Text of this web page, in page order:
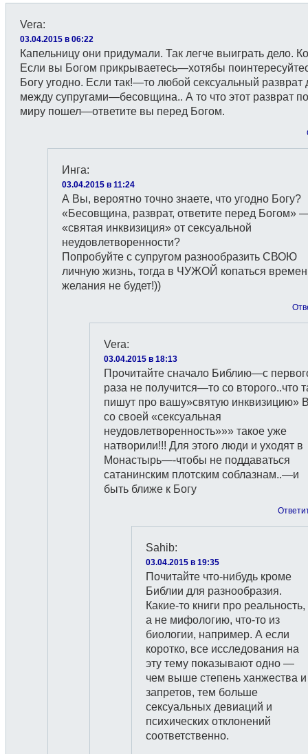
Vera:
03.04.2015 в 06:22
Капельницу они придумали. Так легче выиграть дело.
Если вы Богом прикрываетесь—хотябы
Богу угодно. Если так!—то любой сексуальный разврат
между супругами—бесовщина.. А то что этот разврат
миру пошел—ответите вы перед Богом.
Инга:
03.04.2015 в 11:24
А Вы, вероятно точно знаете, что угодно Богу?
«Бесовщина, разврат, ответите перед Богом»
«святая инквизиция» от сексуальной
неудовлетворенности?
Попробуйте с супругом разнообразить СВОЮ
личную жизнь, тогда в ЧУЖОЙ копаться
желания не будет!))
Vera:
03.04.2015 в 18:13
Прочитайте сначало Библию—с
раза не получится—то со второго..что
пишут про вашу»святую инквизицию»
со своей «сексуальная
неудовлетворенность»»» такое уже
натворили!!! Для этого люди и уходят в
Монастырь—-чтобы не поддаваться
сатанинским плотским соблазнам..—и
быть ближе к Богу
Sahib:
03.04.2015 в 19:35
Почитайте что-нибудь кроме
Библии для разнообразия.
Какие-то книги про реальность,
а не мифологию, что-то из
биологии, например. А если
коротко, все исследования на
эту тему показывают одно —
чем выше степень ханжества и
запретов, тем больше
сексуальных девиаций и
психических отклонений
соответственно.